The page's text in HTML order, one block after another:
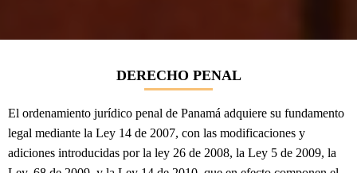
DERECHO PENAL
El ordenamiento jurídico penal de Panamá adquiere su fundamento
legal mediante la Ley 14 de 2007, con las modificaciones y
adiciones introducidas por la ley 26 de 2008, la Ley 5 de 2009, la